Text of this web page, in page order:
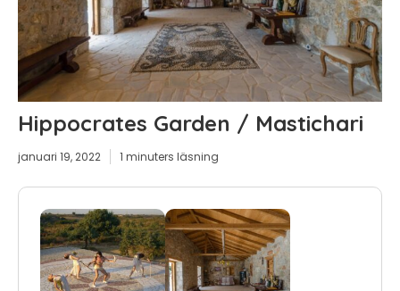
Hippocrates Garden / Mastichari
januari 19, 2022 1 minuters läsning